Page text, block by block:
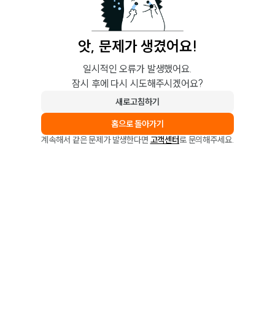
앗, 문제가 생겼어요!
일시적인 오류가 발생했어요.
잠시 후에 다시 시도해주시겠어요?
새로고침하기
홈으로 돌아가기
계속해서 같은 문제가 발생한다면 고객센터로 문의해주세요.